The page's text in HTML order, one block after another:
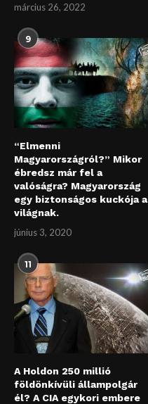
március 26, 2022
9
“Elmenni
Magyarországról?” Mikor
ébredsz már fel a
valóságra? Magyarország
egy biztonságos kuckója a
világnak.
június 3, 2020
11
A Holdon 250 millió
földönkívüli állampolgár
él? A CIA egykori embere